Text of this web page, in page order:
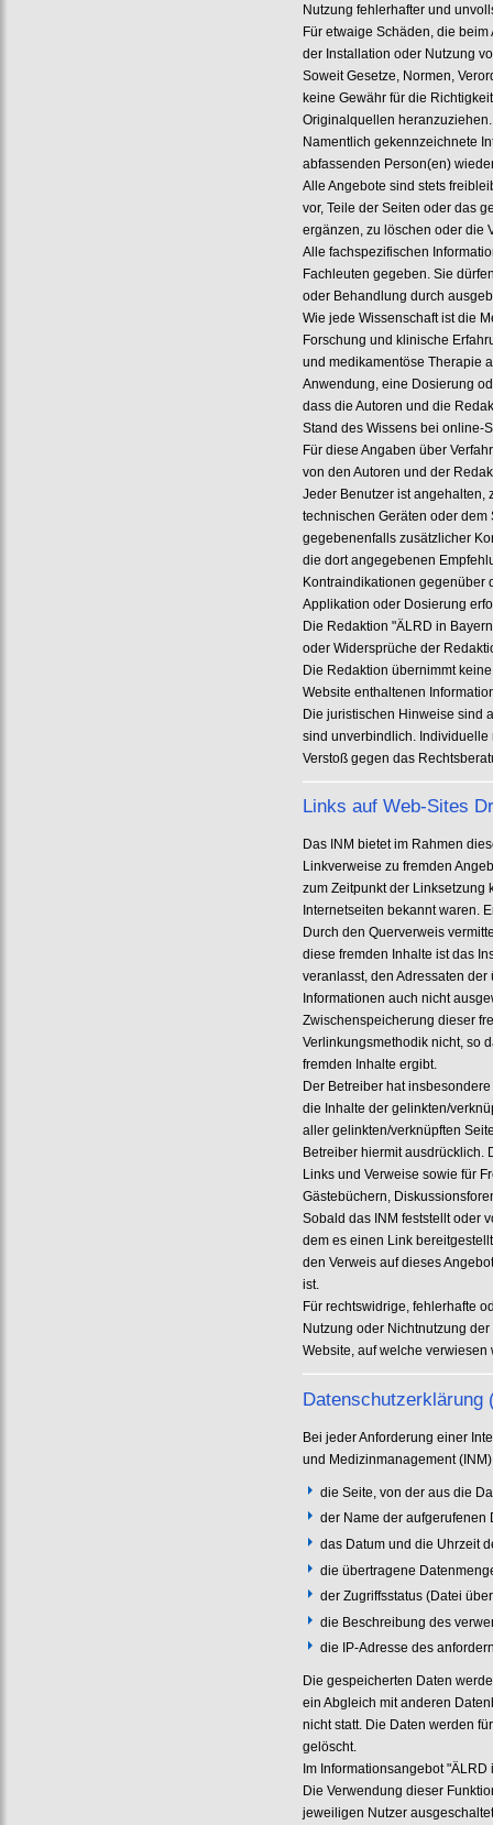
Nutzung fehlerhafter und
Für etwaige Schäden, die
der Installation oder Nutzung
Soweit Gesetze, Normen,
keine Gewähr für die
Originalquellen heranzuziehen.
Namentlich gekennzeichnete
abfassenden Person(en)
Alle Angebote sind stets
vor, Teile der Seiten oder das
ergänzen, zu löschen oder die
Alle fachspezifischen
Fachleuten gegeben. Sie
oder Behandlung durch
Wie jede Wissenschaft ist die
Forschung und klinische
und medikamentöse Therapie
Anwendung, eine Dosierung
dass die Autoren und die
Stand des Wissens bei online-
Für diese Angaben über
von den Autoren und der
Jeder Benutzer ist angehalten,
technischen Geräten oder
gegebenenfalls zusätzlicher
die dort angegebenen
Kontraindikationen gegenüber
Applikation oder Dosierung
Die Redaktion "ÄLRD in
oder Widersprüche der
Die Redaktion übernimmt
Website enthaltenen
Die juristischen Hinweise sind
sind unverbindlich.
Verstoß gegen das
Links auf Web-Sites
Das INM bietet im Rahmen
Linkverweise zu fremden
zum Zeitpunkt der
Internetseiten bekannt waren.
Durch den Querverweis
diese fremden Inhalte ist das
veranlasst, den Adressaten
Informationen auch nicht
Zwischenspeicherung dieser
Verlinkungsmethodik nicht, so
fremden Inhalte ergibt.
Der Betreiber hat
die Inhalte der gelinkten/
aller gelinkten/verknüpften
Betreiber hiermit ausdrücklich.
Links und Verweise sowie für
Gästebüchern,
Sobald das INM feststellt oder
dem es einen Link
den Verweis auf dieses
ist.
Für rechtswidrige, fehlerhafte
Nutzung oder Nichtnutzung
Website, auf welche verwiesen
Datenschutzerklärung
Bei jeder Anforderung einer
und Medizinmanagement
die Seite, von der aus die
der Name der aufgerufenen
das Datum und die Uhrzeit
die übertragene
der Zugriffsstatus (Datei
die Beschreibung des
die IP-Adresse des
Die gespeicherten Daten
ein Abgleich mit anderen
nicht statt. Die Daten werden
gelöscht.
Im Informationsangebot
Die Verwendung dieser
jeweiligen Nutzer